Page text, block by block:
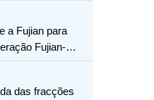
a Fujian para
Fujian-
das fracções